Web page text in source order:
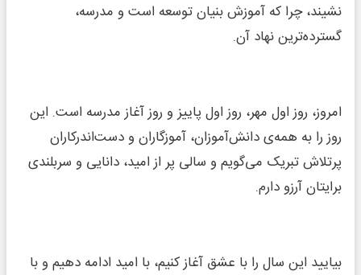
نشیند، چرا که آموزش بنیان توسعه است و مدرسه،
گسترده‌ترین نهاد آن.
امروز، روز اول مهر، روز اول پاییز و روز آغاز مدرسه است. این
روز را به همه‌ی دانش‌آموزان، آموزگاران و دست‌اندرکاران
پرتلاش تبریک می‌گویم و سالی پر از امید، دانایی و سربلندی
برایتان آرزو دارم.
بیایید این سال را با عشق آغاز کنیم، با امید ادامه دهیم و با